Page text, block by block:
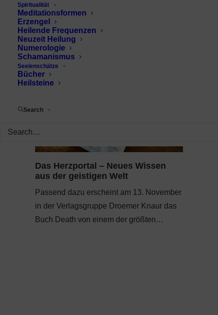
Spiritualität
Meditationsformen
Erzengel
Heilende Frequenzen
Neuzeit Heilung
Numerologie
Schamanismus
Seelenschätze
Bücher
Heilsteine
Search
Das Herzportal – Neues Wissen
aus der geistigen Welt
Passend dazu erscheint am 13. November
in der Verlagsgruppe Droemer Knaur das
Buch Death von einem der größten…